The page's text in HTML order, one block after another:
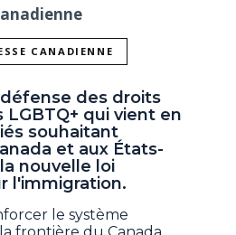
CANADIENNE
des droits
LGBTQ+ qui vient en
souhaitant
et aux États-
nouvelle loi
l'immigration.
le système